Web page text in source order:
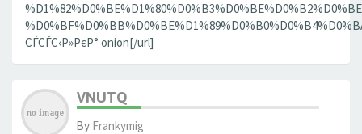
СЃСЃС‹Р»РєР° onion[/url]
VNUTQ
By Frankymig